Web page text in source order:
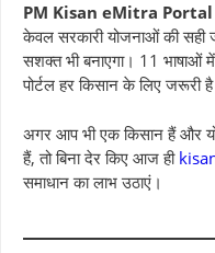
PM Kisan eMitra Portal
केवल सरकारी योजनाओं की सही
सशक्त भी बनाएगा। 11
पोर्टल हर किसान के लिए जरूरी
अगर आप भी एक किसान हैं और
हैं, तो बिना देर किए आज ही
समाधान का लाभ उठाएं।